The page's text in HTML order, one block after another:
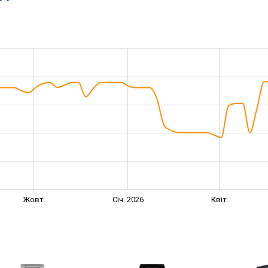
Жовт. Січ. 2026 Квіт.